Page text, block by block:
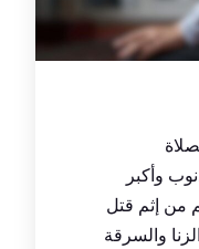
وأكبر
من إثم قتل
والسرقة